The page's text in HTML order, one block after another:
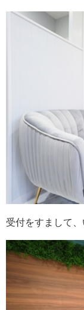
受付をすまして、